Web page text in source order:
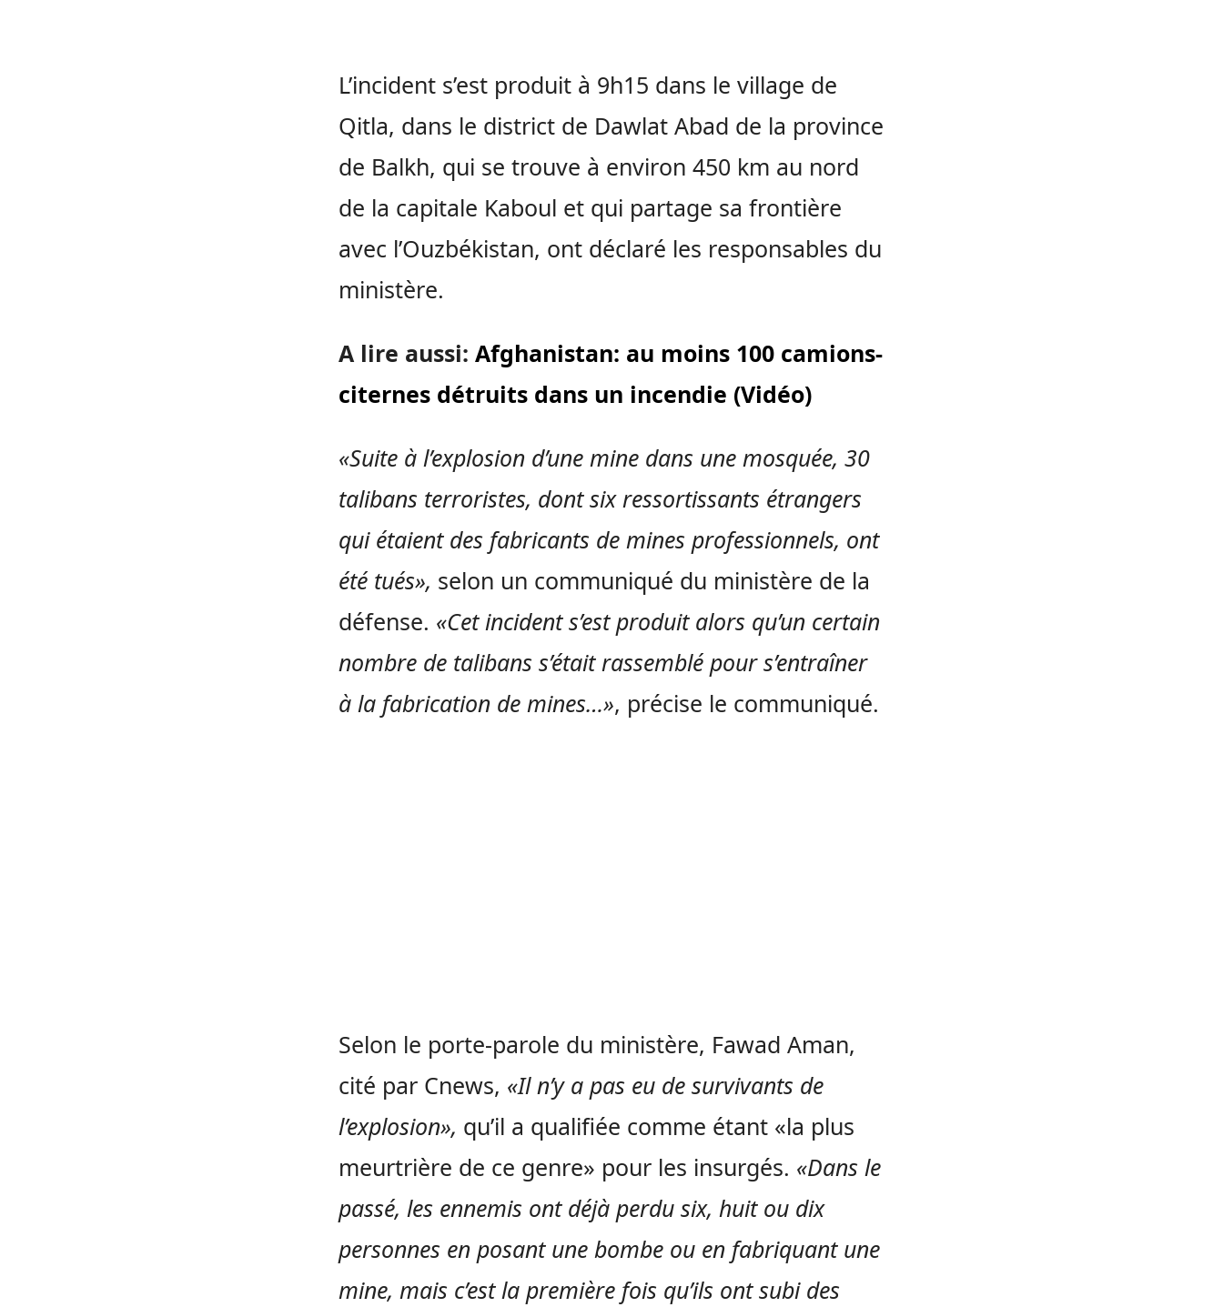
L’incident s’est produit à 9h15 dans le village de
Qitla, dans le district de Dawlat Abad de la province
de Balkh, qui se trouve à environ 450 km au nord
de la capitale Kaboul et qui partage sa frontière
avec l’Ouzbékistan, ont déclaré les responsables du
ministère.
A lire aussi: Afghanistan: au moins 100 camions-
citernes détruits dans un incendie (Vidéo)
«Suite à l’explosion d’une mine dans une mosquée, 30
talibans terroristes, dont six ressortissants étrangers
qui étaient des fabricants de mines professionnels, ont
été tués», selon un communiqué du ministère de la
défense. «Cet incident s’est produit alors qu’un certain
nombre de talibans s’était rassemblé pour s’entraîner
à la fabrication de mines…», précise le communiqué.
Selon le porte-parole du ministère, Fawad Aman,
cité par Cnews, «Il n’y a pas eu de survivants de
l’explosion», qu’il a qualifiée comme étant «la plus
meurtrière de ce genre» pour les insurgés. «Dans le
passé, les ennemis ont déjà perdu six, huit ou dix
personnes en posant une bombe ou en fabriquant une
mine, mais c’est la première fois qu’ils ont subi des